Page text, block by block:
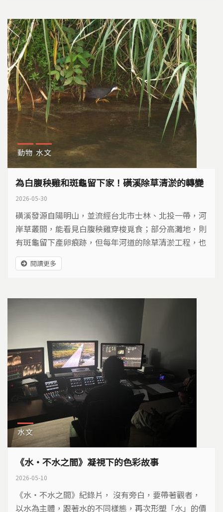
動物 水文
為白腹秧雞和斑龜留下家！磺溪除草清淤的轉變
2026-05-30
磺溪發源自陽明山，並流經台北市士林、北投一帶，河
岸草叢間，能看見白腹秧雞穿梭覓食；部分高灘地，則
有斑龜留下產卵痕跡，但每年河道的除草清淤工程，也
讓生物棲地面臨威脅。
閱讀更多
水文
《水・不水之間》凝視下的色彩故事
2026-05-10
《水・不水之間》紀錄片， 沒有旁白，要帶著觀者，
以水為主體，跟著水的不同樣態，再次形塑「水」的價